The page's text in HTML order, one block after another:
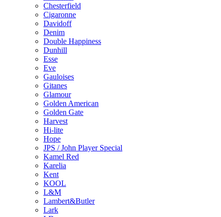
Chesterfield
Cigaronne
Davidoff
Denim
Double Happiness
Dunhill
Esse
Eve
Gauloises
Gitanes
Glamour
Golden American
Golden Gate
Harvest
Hi-lite
Hope
JPS / John Player Special
Kamel Red
Karelia
Kent
KOOL
L&M
Lambert&Butler
Lark